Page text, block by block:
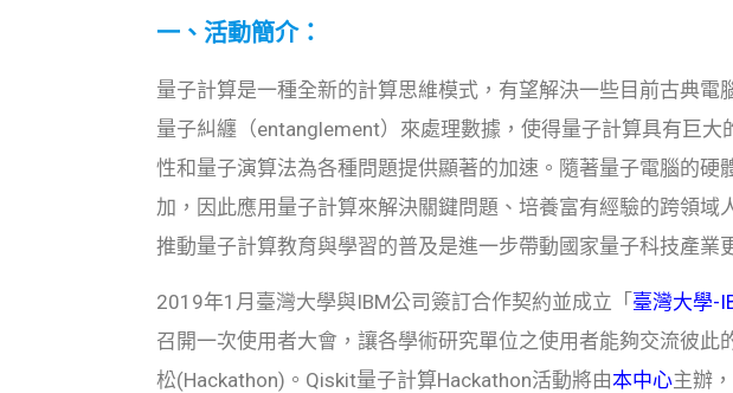
一、活動簡介：
量子計算是一種全新的計算思維模式，有望解決一些目前古典
量子糾纏（entanglement）來處理數據，使得量子計算具有巨
性和量子演算法為各種問題提供顯著的加速。隨著量子電腦的
加，因此應用量子計算來解決關鍵問題、培養富有經驗的跨領
推動量子計算教育與學習的普及是進一步帶動國家量子科技產業
2019年1月臺灣大學與IBM公司簽訂合作契約並成立「臺灣大學-
召開一次使用者大會，讓各學術研究單位之使用者能夠交流彼
松(Hackathon)。Qiskit量子計算Hackathon活動將由本中心主辦